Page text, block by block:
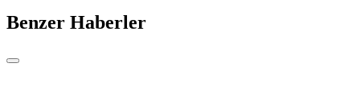
Benzer Haberler